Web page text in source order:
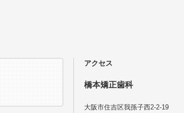
アクセス
橋本矯正歯科
大阪市住吉区我孫子西2-2-19